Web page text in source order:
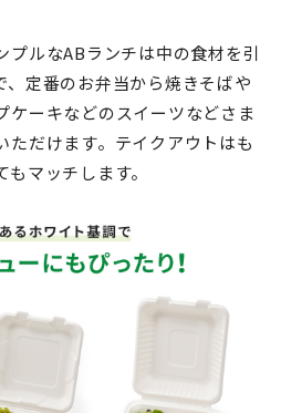
プルなABランチは中の食材を引
、定番のお弁当から焼きそばや
ケーキなどのスイーツなどさま
ただけます。テイクアウトはも
マッチします。